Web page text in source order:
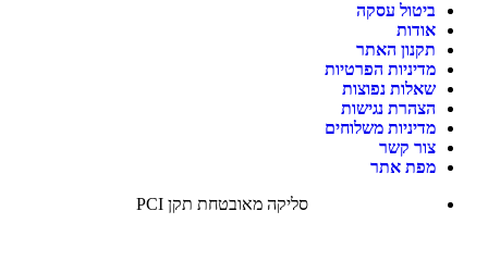
ביטול עסקה
אודות
תקנון האתר
מדיניות הפרטיות
שאלות נפוצות
הצהרת נגישות
מדיניות משלוחים
צור קשר
מפת אתר
סליקה מאובטחת תקן PCI